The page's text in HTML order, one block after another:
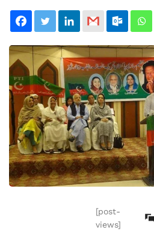
[post-
views]